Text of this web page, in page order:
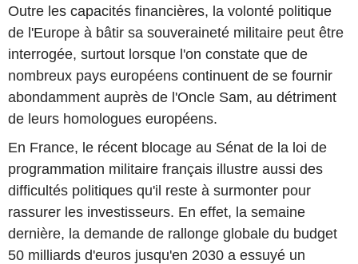
Outre les capacités financières, la volonté politique
de l'Europe à bâtir sa souveraineté militaire peut être
interrogée, surtout lorsque l'on constate que de
nombreux pays européens continuent de se fournir
abondamment auprès de l'Oncle Sam, au détriment
de leurs homologues européens.
En France, le récent blocage au Sénat de la loi de
programmation militaire français illustre aussi des
difficultés politiques qu'il reste à surmonter pour
rassurer les investisseurs. En effet, la semaine
dernière, la demande de rallonge globale du budget
50 milliards d'euros jusqu'en 2030 a essuyé un